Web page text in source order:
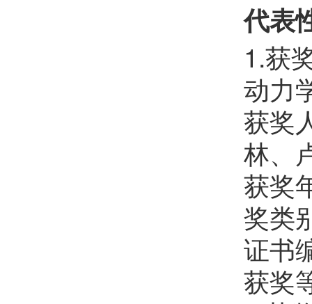
代表
1.获
动力
获奖
林、
获奖
奖类
证书
获奖